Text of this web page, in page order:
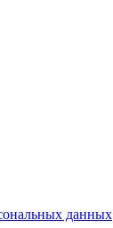
данных